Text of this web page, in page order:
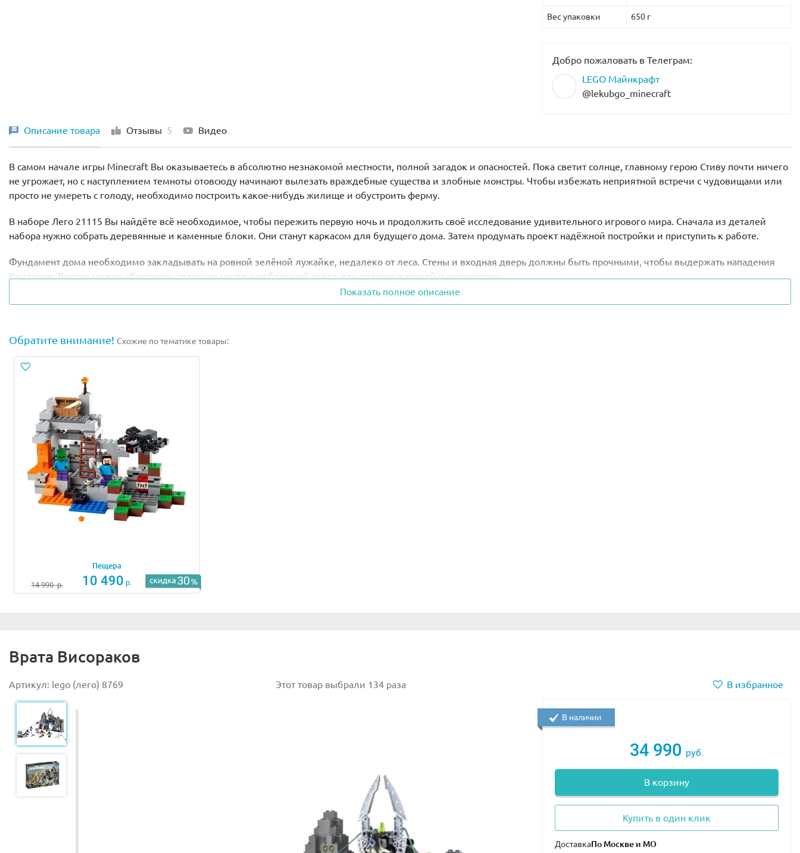
Вес упаковки 650 г
Добро пожаловать в Телеграм:
LEGO Майнкрафт
@lekubgo_minecraft
Описание товара Отзывы 5 Видео
В самом начале игры Minecraft Вы оказываетесь в абсолютно незнакомой местности, полной загадок и опасностей. Пока светит солнце, главному герою Стиву почти ничего
не угрожает, но с наступлением темноты отовсюду начинают вылезать враждебные существа и злобные монстры. Чтобы избежать неприятной встречи с чудовищами или
просто не умереть с голоду, необходимо построить какое-нибудь жилище и обустроить ферму.
В наборе Лего 21115 Вы найдёте всё необходимое, чтобы пережить первую ночь и продолжить своё исследование удивительного игрового мира. Сначала из деталей
набора нужно собрать деревянные и каменные блоки. Они станут каркасом для будущего дома. Затем продумать проект надёжной постройки и приступить к работе.
Фундамент дома необходимо закладывать на ровной зелёной лужайке, недалеко от леса. Стены и входная дверь должны быть прочными, чтобы выдержать нападения
Криперов. Внутри можно обустроить спальное место и небольшой склад для полезных вещей и аксессуаров.
Для удобства игры конструкция дома будет раздвижной, что позволит делать пространство линейным или объемным. Рядом с домом нужно обязательно организовать
В набор входит фигурка свиньи и 2 минифигурки: Стив и Крипер.
Показать полное описание
Обратите внимание! Схожие по тематике товары:
Пещера
14 990р. 10 490 р.
Врата Висораков
Артикул: lego (лего) 8769 Этот товар выбрали 134 раза В избранное
34 990 руб.
В корзину
Купить в один клик
Доставка
В наличии